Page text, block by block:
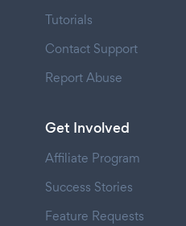
Tutorials
Contact Support
Report Abuse
Get Involved
Affiliate Program
Success Stories
Feature Requests